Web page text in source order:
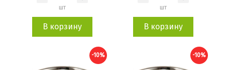
шт
В корзину
шт
В корзину
-10% -10%